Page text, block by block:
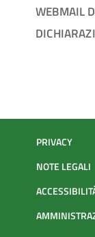
WEBMAIL
PRIVACY
NOTE LEGALI